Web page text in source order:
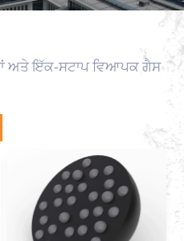
ਅਤੇ ਇੱਕ-ਸਟਾਪ ਵਿਆਪਕ ਗੈਸ